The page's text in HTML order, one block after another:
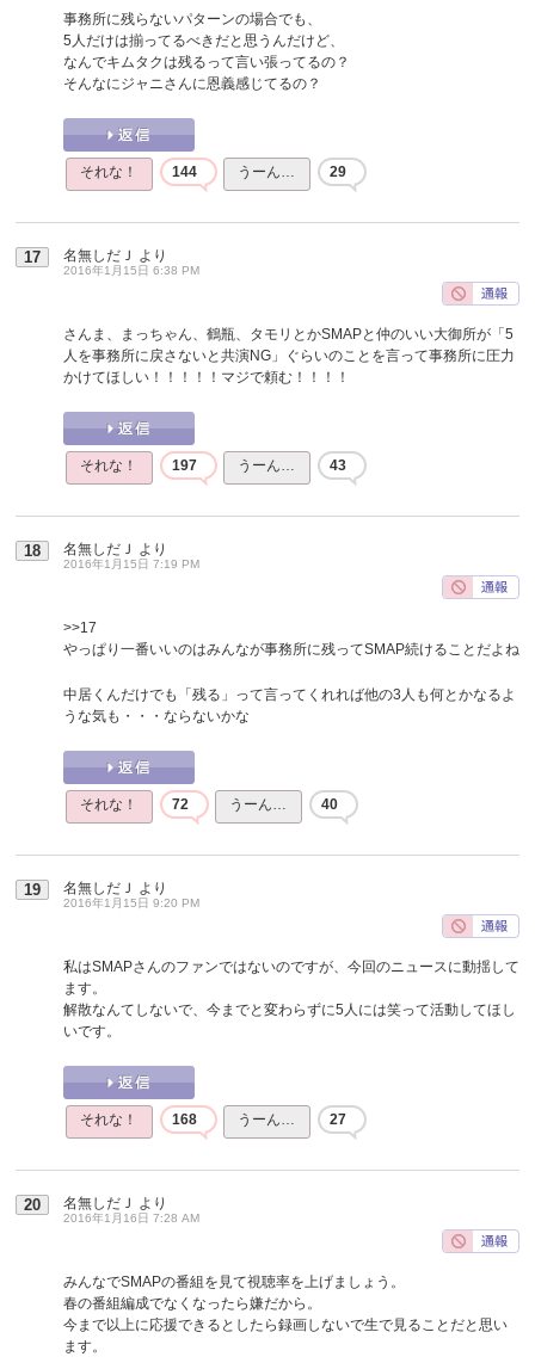
事務所に残らないパターンの場合でも、
5人だけは揃ってるべきだと思うんだけど、
なんでキムタクは残るって言い張ってるの？
そんなにジャニさんに恩義感じてるの？
それな！ 144 うーん… 29
17 名無しだＪ より
2016年1月15日 6:38 PM
さんま、まっちゃん、鶴瓶、タモリとかSMAPと仲のいい大御所が「5
人を事務所に戻さないと共演NG」ぐらいのことを言って事務所に圧力
かけてほしい！！！！！マジで頼む！！！！
それな！ 197 うーん… 43
18 名無しだＪ より
2016年1月15日 7:19 PM
>>17
やっぱり一番いいのはみんなが事務所に残ってSMAP続けることだよね
中居くんだけでも「残る」って言ってくれれば他の3人も何とかなるよ
うな気も・・・ならないかな
それな！ 72 うーん… 40
19 名無しだＪ より
2016年1月15日 9:20 PM
私はSMAPさんのファンではないのですが、今回のニュースに動揺して
ます。
解散なんてしないで、今までと変わらずに5人には笑って活動してほし
いです。
それな！ 168 うーん… 27
20 名無しだＪ より
2016年1月16日 7:28 AM
みんなでSMAPの番組を見て視聴率を上げましょう。
春の番組編成でなくなったら嫌だから。
今まで以上に応援できるとしたら録画しないで生で見ることだと思い
ます。